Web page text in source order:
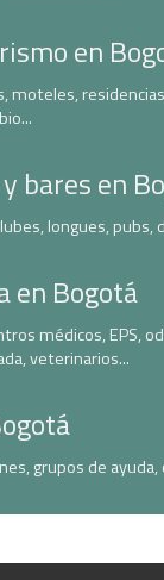
en
moteles,
bares en
longues, pubs,
en Bogotá
médicos, EPS,
veterinarios...
grupos de